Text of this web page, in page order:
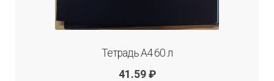
Тетрадь А4 60 л
41.59 ₽